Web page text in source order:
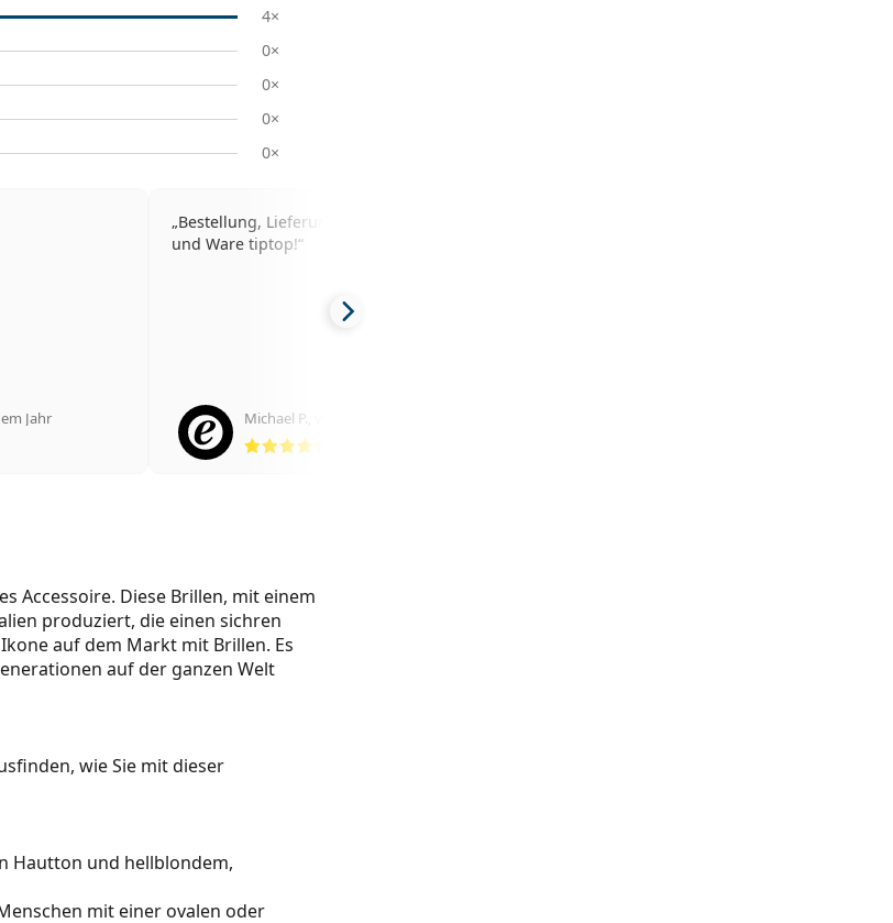
4×
0×
0×
0×
0×
Jahr
5 aus 5
Bestellung, Lieferung, Kundendienst
und Ware tiptop!
Michael P.
Accessoire. Diese Brillen, mit einem
produziert, die einen sichren
auf dem Markt mit Brillen. Es
auf der ganzen Welt
wie Sie mit dieser
Hautton und hellblondem,
mit einer ovalen oder